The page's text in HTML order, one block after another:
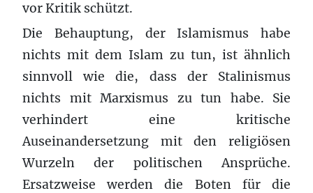
vor Kritik schützt.
Die Behauptung, der Islamismus habe
nichts mit dem Islam zu tun, ist ähnlich
sinnvoll wie die, dass der Stalinismus
nichts mit Marxismus zu tun habe. Sie
verhindert eine kritische
Auseinandersetzung mit den religiösen
Wurzeln der politischen Ansprüche.
Ersatzweise werden die Boten für die